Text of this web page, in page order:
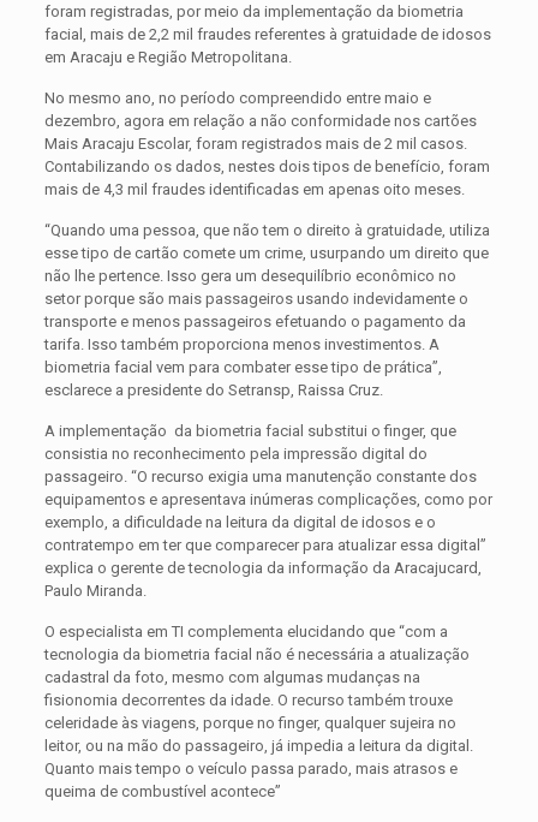
foram registradas, por meio da implementação da biometria
facial, mais de 2,2 mil fraudes referentes à gratuidade de idosos
em Aracaju e Região Metropolitana.
No mesmo ano, no período compreendido entre maio e
dezembro, agora em relação a não conformidade nos cartões
Mais Aracaju Escolar, foram registrados mais de 2 mil casos.
Contabilizando os dados, nestes dois tipos de benefício, foram
mais de 4,3 mil fraudes identificadas em apenas oito meses.
“Quando uma pessoa, que não tem o direito à gratuidade, utiliza
esse tipo de cartão comete um crime, usurpando um direito que
não lhe pertence. Isso gera um desequilíbrio econômico no
setor porque são mais passageiros usando indevidamente o
transporte e menos passageiros efetuando o pagamento da
tarifa. Isso também proporciona menos investimentos. A
biometria facial vem para combater esse tipo de prática”,
esclarece a presidente do Setransp, Raissa Cruz.
A implementação da biometria facial substitui o finger, que
consistia no reconhecimento pela impressão digital do
passageiro. “O recurso exigia uma manutenção constante dos
equipamentos e apresentava inúmeras complicações, como por
exemplo, a dificuldade na leitura da digital de idosos e o
contratempo em ter que comparecer para atualizar essa digital”
explica o gerente de tecnologia da informação da Aracajucard,
Paulo Miranda.
O especialista em TI complementa elucidando que “com a
tecnologia da biometria facial não é necessária a atualização
cadastral da foto, mesmo com algumas mudanças na
fisionomia decorrentes da idade. O recurso também trouxe
celeridade às viagens, porque no finger, qualquer sujeira no
leitor, ou na mão do passageiro, já impedia a leitura da digital.
Quanto mais tempo o veículo passa parado, mais atrasos e
queima de combustível acontece”